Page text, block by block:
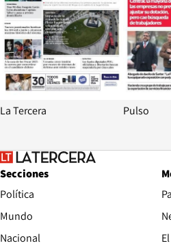
La Tercera Pulso
Secciones
Política
Mundo
Nacional